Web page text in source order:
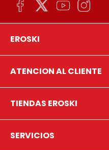
EROSKI
ATENCION AL CLIENTE
TIENDAS EROSKI
SERVICIOS